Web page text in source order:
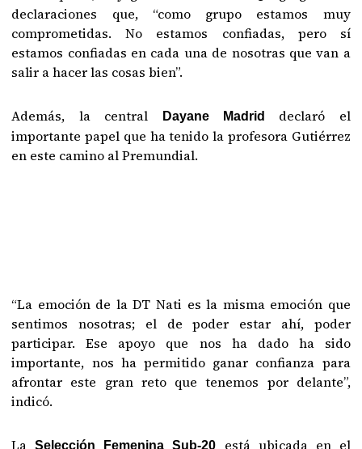
declaraciones que, “como grupo estamos muy
comprometidas. No estamos confiadas, pero sí
estamos confiadas en cada una de nosotras que van a
salir a hacer las cosas bien”.
Además, la central Dayane Madrid
declaró el
importante papel que ha tenido la profesora Gutiérrez
en este camino al Premundial.
“La emoción de la DT Nati es la misma emoción que
sentimos nosotras; el de poder estar ahí, poder
participar. Ese apoyo que nos ha dado ha sido
importante, nos ha permitido ganar confianza para
afrontar este gran reto que tenemos por delante”,
indicó.
LaSelección Femenina Sub-20 está ubicada en el